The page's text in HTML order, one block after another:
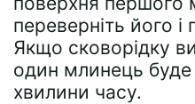
переверніть його і
Якщо сковорідку
один млинець буде
хвилини часу.